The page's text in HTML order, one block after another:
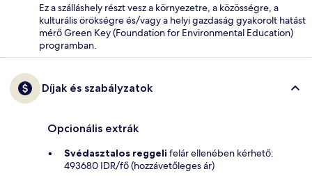
Ez a szálláshely részt vesz a környezetre, a közösségre, a
kulturális örökségre és/vagy a helyi gazdaság gyakorolt hatást
mérő Green Key (Foundation for Environmental Education)
programban.
Díjak és szabályzatok
Opcionális extrák
Svédasztalos reggeli felár ellenében kérhető:
493680 IDR/fő (hozzávetőleges ár)